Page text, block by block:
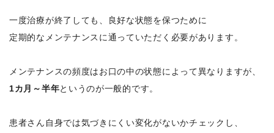
一度治療が終了しても、良好な状態を保つために
定期的なメンテナンスに通っていただく必要があります。
メンテナンスの頻度はお口の中の状態によって異なりますが、
1カ月～半年というのが一般的です。
患者さん自身では気づきにくい変化がないかチェックし、